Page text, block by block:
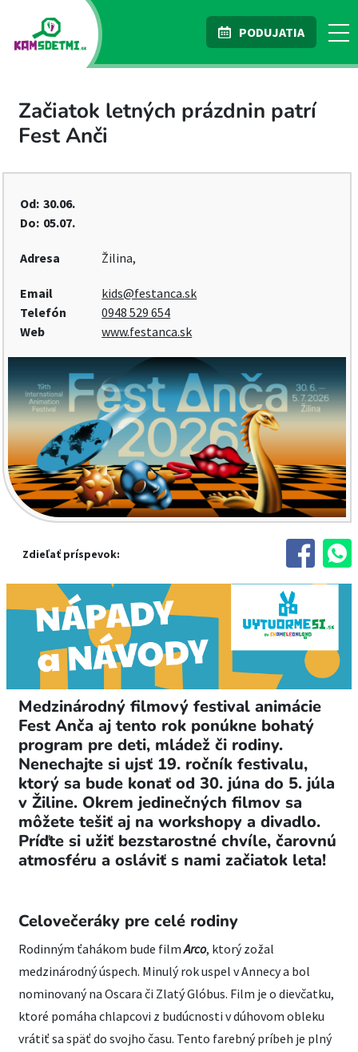
PODUJATIA
Začiatok letných prázdnin patrí
Fest Anči
Od: 30.06.
Do: 05.07.
Adresa Žilina,
Email
kids@festanca.sk
Telefón
0948 529 654
Web
www.festanca.sk
Zdieľať príspevok:
Medzinárodný filmový festival animácie
Fest Anča aj tento rok ponúkne bohatý
program pre deti, mládež či rodiny.
Nenechajte si ujsť 19. ročník festivalu,
ktorý sa bude konať od 30. júna do 5. júla
v Žiline. Okrem jedinečných filmov sa
môžete tešiť aj na workshopy a divadlo.
Príďte si užiť bezstarostné chvíle, čarovnú
atmosféru a osláviť s nami začiatok leta!
Celovečeráky pre celé rodiny
Rodinným ťahákom bude filmArco, ktorý zožal
medzinárodný úspech. Minulý rok uspel v Annecy a bol
nominovaný na Oscara či Zlatý Glóbus. Film je o dievčatku,
ktoré pomáha chlapcovi z budúcnosti v dúhovom obleku
vrátiť sa späť do svojho času. Tento farebný príbeh je plný